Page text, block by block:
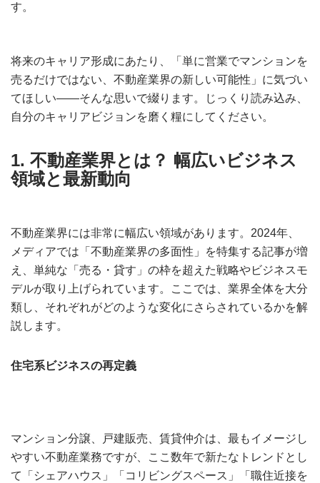
す。
将来のキャリア形成にあたり、「単に営業でマンションを
売るだけではない、不動産業界の新しい可能性」に気づい
てほしい――そんな思いで綴ります。じっくり読み込み、
自分のキャリアビジョンを磨く糧にしてください。
1. 不動産業界とは？ 幅広いビジネス
領域と最新動向
不動産業界には非常に幅広い領域があります。2024年、
メディアでは「不動産業界の多面性」を特集する記事が増
え、単純な「売る・貸す」の枠を超えた戦略やビジネスモ
デルが取り上げられています。ここでは、業界全体を大分
類し、それぞれがどのような変化にさらされているかを解
説します。
住宅系ビジネスの再定義
マンション分譲、戸建販売、賃貸仲介は、最もイメージし
やすい不動産業務ですが、ここ数年で新たなトレンドとし
て「シェアハウス」「コリビングスペース」「職住近接を